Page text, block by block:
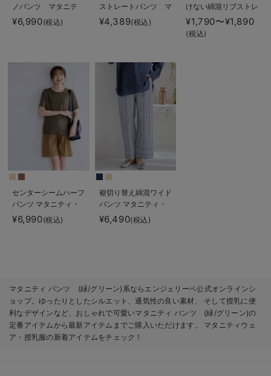
ノパンツ マタニテ
ィ・産後【出産後も長
く着られる】
¥6,990(税込)
ストレートパンツ マ
タニティ・産後
Rosemadame（ロー
¥4,389(税込)
けない綿混リブストレ
ートレギンス【産後ま
で長く使える】
¥1,790〜¥1,890
(税込)
センターシームハーフ
パンツ マタニティ・
産後【出産後も長く使
える】
¥6,990(税込)
裾切り替え綿混ワイド
パンツ マタニティ・
産後【出産後も長く使
える】
¥6,490(税込)
マタニティ パンツ (緑/グリーン)系ならエンジェリーベ公式オンラインシ
ョップ。ゆったりとしたシルエット、通気性の良い素材、 そして授乳に便
利なデザインなど、おしゃれで可愛いマタニティ パンツ (緑/グリーン)の
定番アイテムから最新アイテムまでご購入いただけます。 マタニティウェ
ア・授乳服の新着アイテムをチェック！